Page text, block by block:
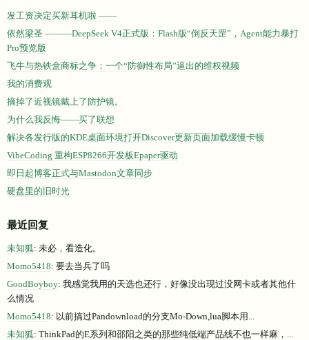
发工资决定买新耳机啦 ——
依然梁圣 ———DeepSeek V4正式版：Flash版“倒反天罡”，Agent能力暴打
Pro预览版
飞牛与热铁盒商标之争：一个“防御性布局”逼出的维权视频
我的消费观
摘掉了近视镜戴上了防护镜。
为什么我反悔——买了联想
解决各发行版的KDE桌面环境打开Discover更新页面加载缓慢卡顿
VibeCoding 重构ESP8266开发板Epaper驱动
即日起博客正式与Mastodon文章同步
硬盘里的旧时光
最近回复
未知狐: 未必，看造化。
Momo5418: 要去当兵了吗
GoodBoyboy: 我感觉我用的天选也还行，好像没出现过没网卡或者其他什
么情况
Momo5418: 以前搞过Pandownload的分支Mo-Down,lua脚本用...
未知狐: ThinkPad的E系列和邵阳之类的那些纯低端产品线不也一样麻，...